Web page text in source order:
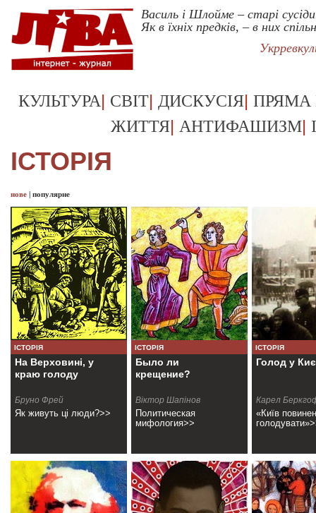
Василь і Шлойме – старі
Як в їхніх предків, – в них
КУЛЬТУРА| СВІТ| ДИСКУСІЯ| ПРЯМА
ЖИТТЯ| АНТИФАШИЗМ|
ІСТОРІЯ
нове | популярне
ІСТОРІЯ
На Верховині, у
краю голоду
Бруно Фрей
Як живуть ці люди?>>
ІСТОРІЯ
Было ли
крещение?
Віктор Шапінов
Политическая
мифология>>
ІСТОРІЯ
Голод у
Карел
«Київ повинен